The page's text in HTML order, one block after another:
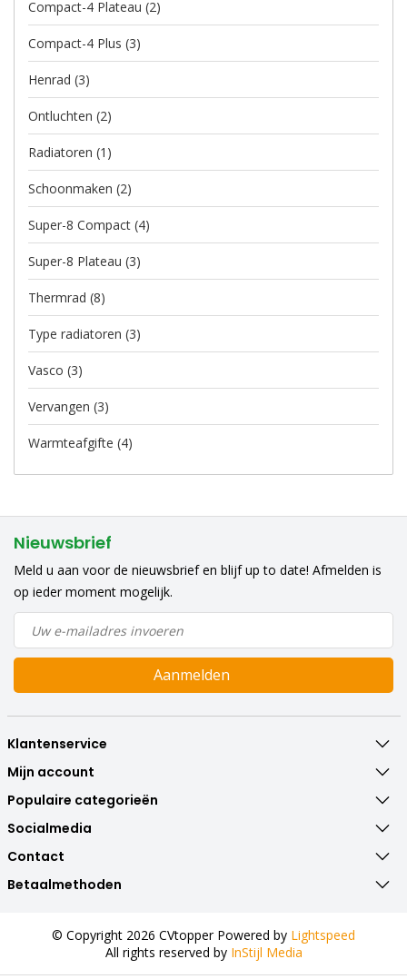
Compact-4 Plateau (2)
Compact-4 Plus (3)
Henrad (3)
Ontluchten (2)
Radiatoren (1)
Schoonmaken (2)
Super-8 Compact (4)
Super-8 Plateau (3)
Thermrad (8)
Type radiatoren (3)
Vasco (3)
Vervangen (3)
Warmteafgifte (4)
Nieuwsbrief
Meld u aan voor de nieuwsbrief en blijf up to date! Afmelden is
op ieder moment mogelijk.
Aanmelden
Klantenservice
Mijn account
Populaire categorieën
Socialmedia
Contact
Betaalmethoden
© Copyright 2026 CVtopper Powered by Lightspeed
All rights reserved by InStijl Media